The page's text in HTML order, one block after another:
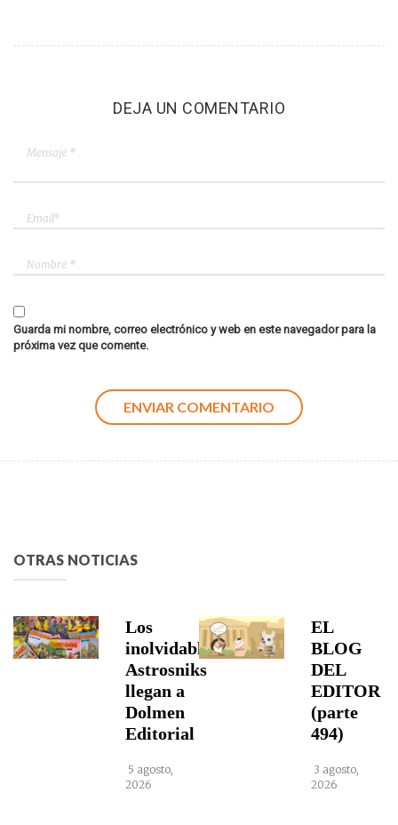
DEJA UN COMENTARIO
Guarda mi nombre, correo electrónico y web en este navegador para la
próxima vez que comente.
OTRAS NOTICIAS
Los
inolvidables
Astrosniks
llegan a
Dolmen
Editorial
5 agosto,
2026
EL
BLOG
DEL
EDITOR
(parte
494)
3 agosto,
2026